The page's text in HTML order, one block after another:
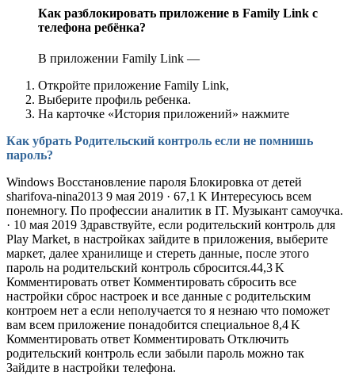
Как разблокировать приложение в Family Link с
телефона ребёнка?
В приложении Family Link —
Откройте приложение Family Link,
Выберите профиль ребенка.
На карточке «История приложений» нажмите
Как убрать Родительский контроль если не помнишь
пароль?
Windows Восстановление пароля Блокировка от детей
sharifova-nina2013 9 мая 2019 · 67,1 K Интересуюсь всем
понемногу. По профессии аналитик в IT. Музыкант самоучка.
· 10 мая 2019 Здравствуйте, если родительский контроль для
Play Market, в настройках зайдите в приложения, выберите
маркет, далее хранилище и стереть данные, после этого
пароль на родительский контроль сбросится.44,3 K
Комментировать ответ Комментировать сбросить все
настройки сброс настроек и все данные с родительским
контроем нет а если неполучается то я незнаю что поможет
вам всем приложение понадобится специальное 8,4 K
Комментировать ответ Комментировать Отключить
родительский контроль если забыли пароль можно так
Зайдите в настройки телефона.